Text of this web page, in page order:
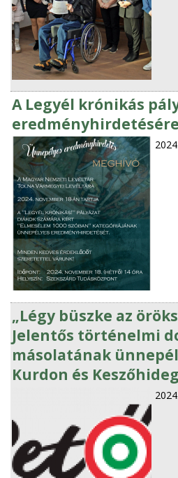
A Legyél krónikás
„Légy büszke az
Jelentős történelmi
másolatának
Kurdon és